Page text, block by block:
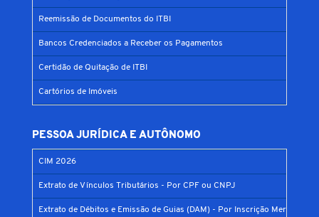
Reemissão de Documentos do ITBI
Bancos Credenciados a Receber os Pagamentos
Certidão de Quitação de ITBI
Cartórios de Imóveis
PESSOA JURÍDICA E AUTÔNOMO
CIM 2026
Extrato de Vínculos Tributários - Por CPF ou CNPJ
Extrato de Débitos e Emissão de Guias (DAM) - Por Inscrição Mercantil